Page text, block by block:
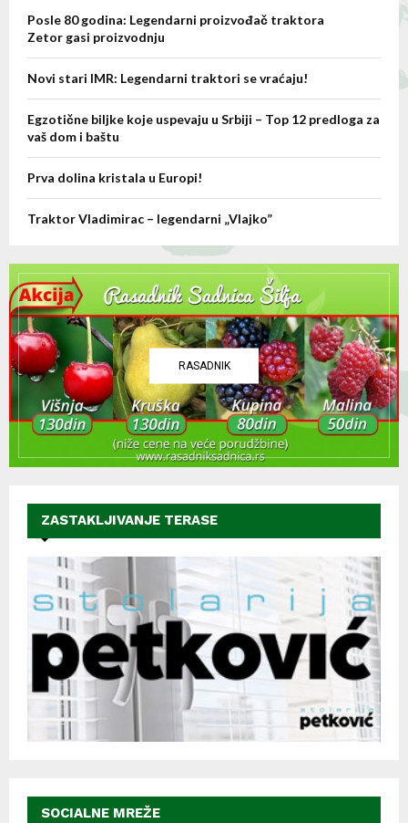
r
H
Posle 80 godina: Legendarni proizvođač traktora
Zetor gasi proizvodnju
Novi stari IMR: Legendarni traktori se vraćaju!
Egzotične biljke koje uspevaju u Srbiji – Top 12 predloga za
vaš dom i baštu
Prva dolina kristala u Europi!
Traktor Vladimirac – legendarni „Vlajko”
RASADNIK
ZASTAKLJIVANJE TERASE
SOCIALNE MREŽE